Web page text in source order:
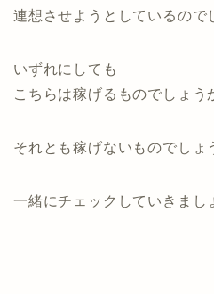
連想させようとしているので
いずれにしても
こちらは稼げるものでしょう
それとも稼げないものでしょ
一緒にチェックしていきまし